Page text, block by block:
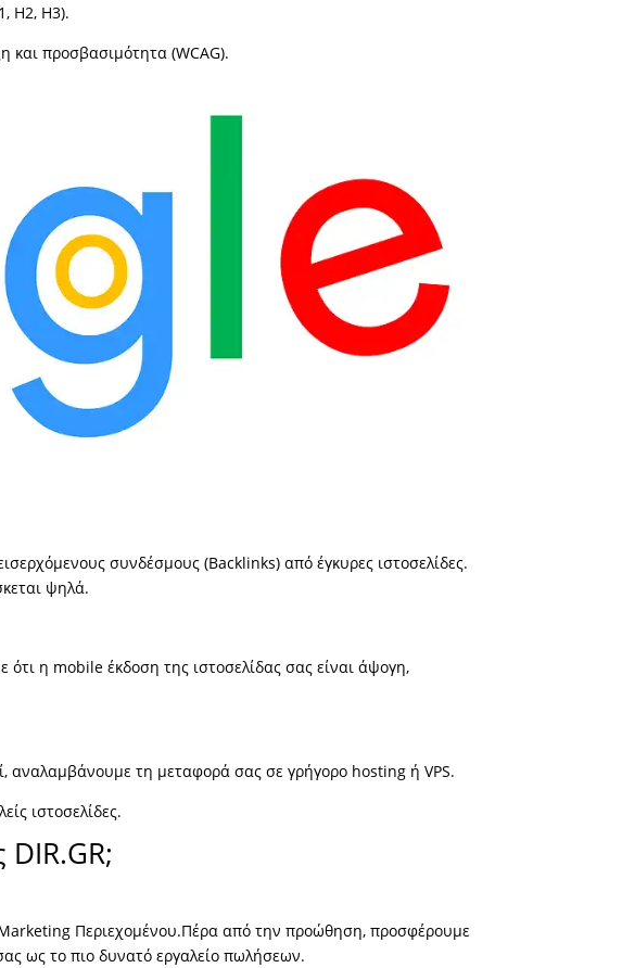
H2, H3).
και προσβασιμότητα (WCAG).
συνδέσμους (Backlinks) από έγκυρες ιστοσελίδες.
ψηλά.
ότι η mobile έκδοση της ιστοσελίδας σας είναι άψογη,
αναλαμβάνουμε τη μεταφορά σας σε γρήγορο hosting ή VPS.
ιστοσελίδες.
DIR.GR;
Marketing Περιεχομένου.Πέρα από την προώθηση, προσφέρουμε
ως το πιο δυνατό εργαλείο πωλήσεων.